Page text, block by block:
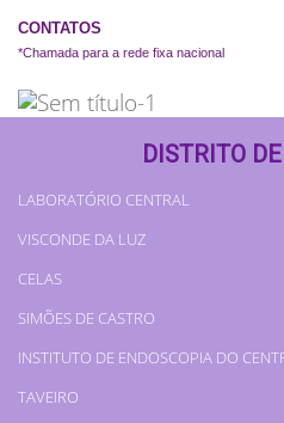
CONTATOS
*Chamada para a rede fixa nacional
DISTRITO
LABORATÓRIO CENTRAL
VISCONDE DA LUZ
CELAS
SIMÕES DE CASTRO
INSTITUTO DE ENDOSCOPIA DO
TAVEIRO